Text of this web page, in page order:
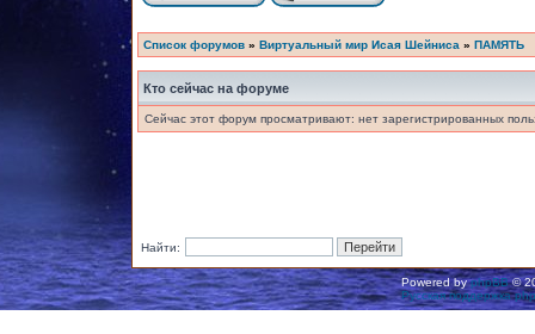
Список форумов » Виртуальный мир Исая Шейниса » ПАМЯТЬ
Кто сейчас на форуме
Сейчас этот форум просматривают: нет зарегистрированных
Найти:
Powered byphpBB©
Русская поддержка